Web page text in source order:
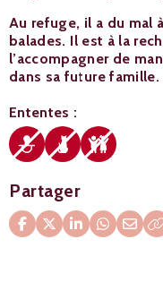
Au refuge, il a du mal
balades. Il est à la
l’accompagner de
dans sa future famille.
Ententes :
Partager